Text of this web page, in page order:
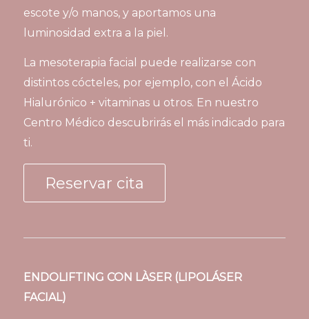
escote y/o manos, y aportamos una
luminosidad extra a la piel.
La mesoterapia facial puede realizarse con
distintos cócteles, por ejemplo, con el Ácido
Hialurónico + vitaminas u otros. En nuestro
Centro Médico descubrirás el más indicado para
ti.
Reservar cita
ENDOLIFTING CON LÀSER (LIPOLÁSER
FACIAL)